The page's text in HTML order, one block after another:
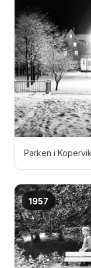
Parken i
1957